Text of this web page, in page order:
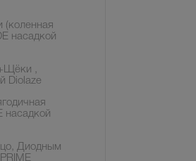
(коленная
насадкой
,
Diolaze
насадкой
Диодным